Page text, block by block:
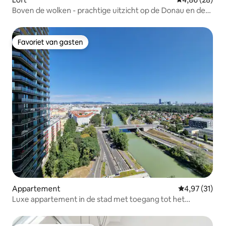
Boven de wolken - prachtige uitzicht op de Donau en de
Favoriet van gasten
Favoriet van gasten
Appartement Gemiddelde
4,97 (31)
Luxe appartement in de stad met toegang tot het